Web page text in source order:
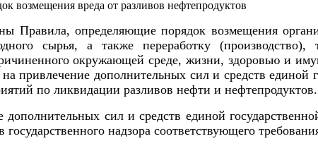
Правила, определяющие порядок возмещения
сырья, а также переработку (производство),
окружающей среде, жизни, здоровью и
привлечение дополнительных сил и средств единой
по ликвидации разливов нефти и нефтепродуктов.
сил и средств единой
надзора соответствующего